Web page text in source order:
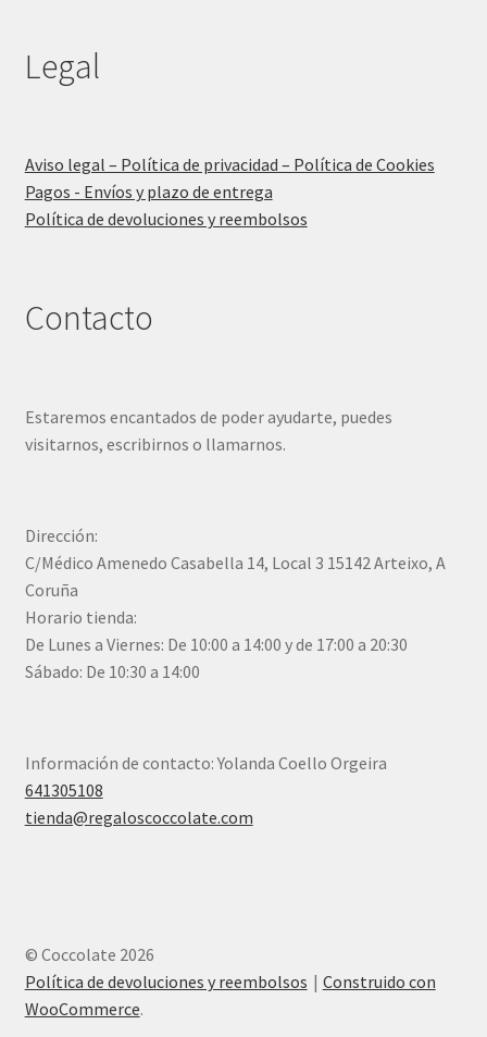
Legal
Aviso legal – Política de privacidad – Política de Cookies
Pagos - Envíos y plazo de entrega
Política de devoluciones y reembolsos
Contacto
Estaremos encantados de poder ayudarte, puedes
visitarnos, escribirnos o llamarnos.
Dirección:
C/Médico Amenedo Casabella 14, Local 3 15142 Arteixo, A
Coruña
Horario tienda:
De Lunes a Viernes: De 10:00 a 14:00 y de 17:00 a 20:30
Sábado: De 10:30 a 14:00
Información de contacto: Yolanda Coello Orgeira
641305108
tienda@regaloscoccolate.com
© Coccolate 2026
Política de devoluciones y reembolsos
Construido con
WooCommerce.